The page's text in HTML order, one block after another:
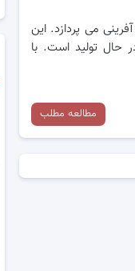
می پردازد. این
حال تولید است. با
مطالعه مطلب